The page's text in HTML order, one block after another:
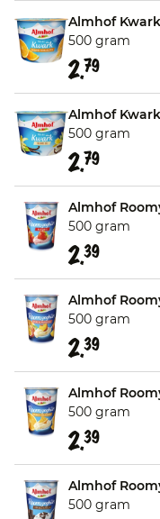
Almhof
500 gram
2.79
Almhof
500 gram
2.79
Almhof
500 gram
2.39
Almhof
500 gram
2.39
Almhof
500 gram
2.39
Almhof
500 gram